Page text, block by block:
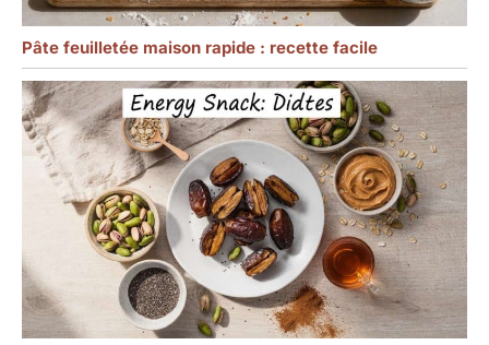
Pâte feuilletée maison rapide : recette facile